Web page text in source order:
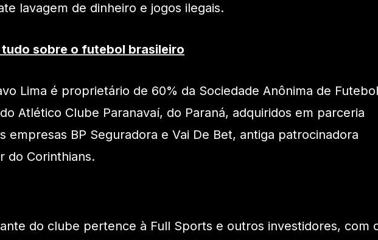
lavagem de dinheiro e jogos ilegais.
tudo sobre o futebol brasileiro
Lima é proprietário de 60% da Sociedade Anônima de Futebol
Atlético Clube Paranavaí, do Paraná, adquiridos em parceria
empresas BP Seguradora e Vai De Bet, antiga patrocinadora
do Corinthians.
do clube pertence à Full Sports e outros investidores, com